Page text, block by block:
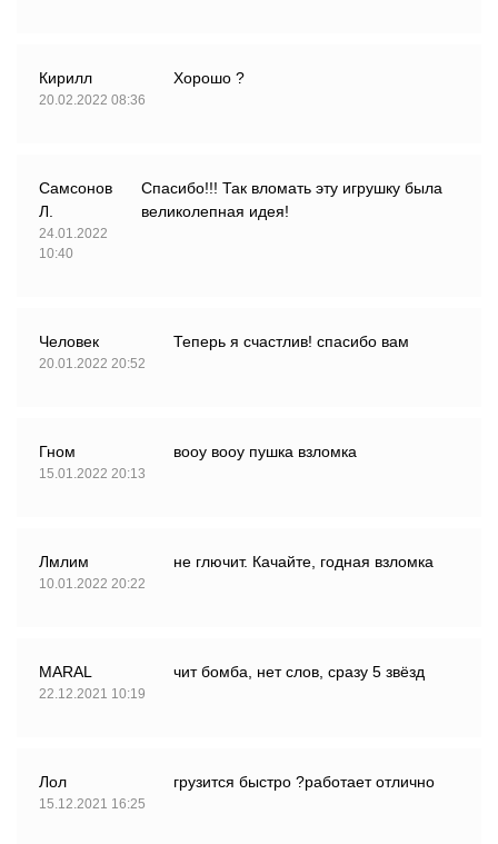
Кирилл
20.02.2022 08:36
Хорошо ?
Самсонов
Л.
24.01.2022
10:40
Спасибо!!! Так вломать эту игрушку была
великолепная идея!
Человек
20.01.2022 20:52
Теперь я счастлив! спасибо вам
Гном
15.01.2022 20:13
вооу вооу пушка взломка
Лмлим
10.01.2022 20:22
не глючит. Качайте, годная взломка
MARAL
22.12.2021 10:19
чит бомба, нет слов, сразу 5 звёзд
Лол
15.12.2021 16:25
грузится быстро ?работает отлично